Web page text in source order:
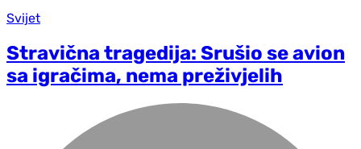
Svijet
Stravična tragedija: Srušio se avion
sa igračima, nema preživjelih